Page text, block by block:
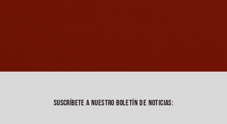
SUSCRÍBETE A NUESTRO BOLETÍN DE NOTICIAS: